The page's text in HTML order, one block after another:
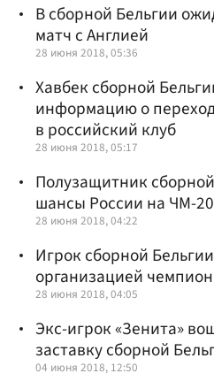
В сборной Бельгии
матч с Англией
28 июня 2018, 05:36
Хавбек сборной
информацию о
в российский клуб
28 июня 2018, 05:17
Полузащитник
шансы России на ЧМ-
28 июня 2018, 04:22
Игрок сборной
организацией
28 июня 2018, 04:05
Экс-игрок «Зенита»
заставку сборной
04 июня 2018, 12:50